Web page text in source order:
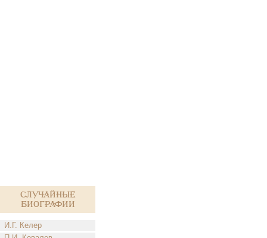
Случайные
биографии
И.Г. Келер